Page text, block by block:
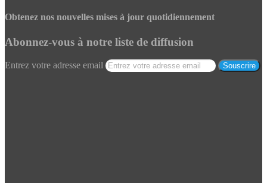
Obtenez nos nouvelles mises à jour quotidiennement
Abonnez-vous à notre liste de diffusion
Entrez votre adresse email